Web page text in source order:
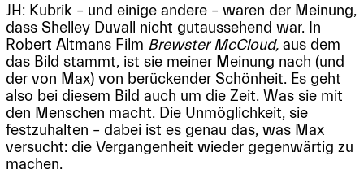
JH: Kubrik – und einige andere – waren der Meinung,
dass Shelley Duvall nicht gutaussehend war. In
Robert Altmans Film Brewster McCloud, aus dem
das Bild stammt, ist sie meiner Meinung nach (und
der von Max) von berückender Schönheit. Es geht
also bei diesem Bild auch um die Zeit. Was sie mit
den Menschen macht. Die Unmöglichkeit, sie
festzuhalten – dabei ist es genau das, was Max
versucht: die Vergangenheit wieder gegenwärtig zu
machen.